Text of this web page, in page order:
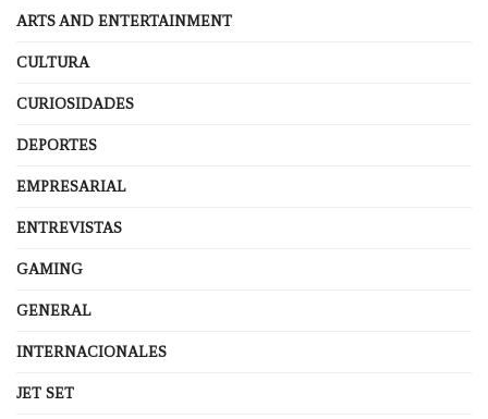
ARTS AND ENTERTAINMENT
CULTURA
CURIOSIDADES
DEPORTES
EMPRESARIAL
ENTREVISTAS
GAMING
GENERAL
INTERNACIONALES
JET SET